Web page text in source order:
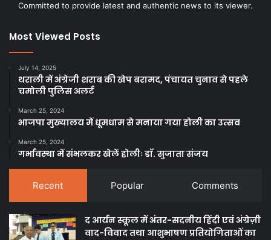
Committed to provide latest and authentic news to its viewer.
Most Viewed Posts
July 14, 2025
थराली में अंग्रेजी शराब की खेप बरामद, पंचायत चुनाव से पहले
चमोली पुलिस अलर्ट
March 25, 2024
भाजपा मुख्यालय में धूमधाम से मनाया गया होली का उत्सव
March 25, 2024
गर्भावस्था में संभलकर खेलें होलीः डाॅ. सुजाता संजय
Recent Popular Comments
द आर्यन स्कूल में अंतर-सदनीय हिंदी एवं अंग्रेज़ी
वाद-विवाद तथा आशुभाषण प्रतियोगिताओं का